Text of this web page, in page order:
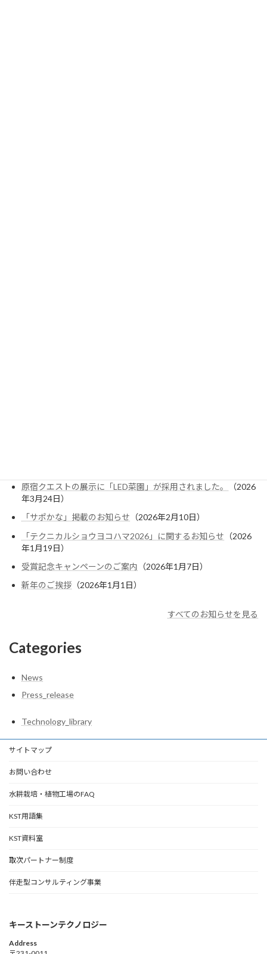
原宿クエストの展示に「LED菜園」が採用されました。
（2026
年3月24日）
「サポかな」掲載のお知らせ （2026年2月10日）
「テクニカルショウヨコハマ2026」に関するお知らせ （2026
年1月19日）
受賞記念キャンペーンのご案内 （2026年1月7日）
新年のご挨拶 （2026年1月1日）
すべてのお知らせを見る
Categories
News
Press_release
Technology_library
サイトマップ
お問い合わせ
水耕栽培・植物工場のFAQ
KST用語集
KST資料室
取次パートナー制度
伴走型コンサルティング事業
キーストーンテクノロジー
Address